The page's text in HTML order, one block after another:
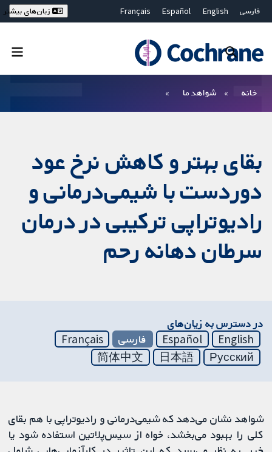
فارسی English
Español
Français
Bahasa Malaysia
ไทย
繁體中文
زبان‌های بیشتر
خانه شواهد ما
بقای بهتر و کاهش نرخ عود
دوردست با شیمی‌درمانی و
رادیوتراپی ترکیبی در درمان
سرطان دهانه رحم
در دسترس به زیان‌های
English
Español فارسی
Français
Русский
日本語
简体中文
شواهد نشان می‌دهد که شیمی‌درمانی و رادیوتراپی با هم بقای
کلی را بهبود می‌بخشد، خواه از سیس‌پلاتین استفاده شود یا